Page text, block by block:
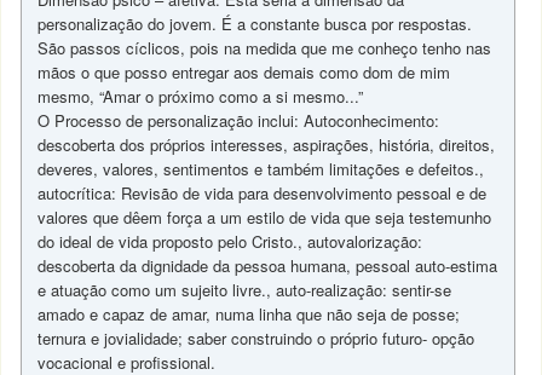
personalização do jovem. É a constante busca por respostas.
São passos cíclicos, pois na medida que me conheço tenho nas
mãos o que posso entregar aos demais como dom de mim
mesmo, “Amar o próximo como a si mesmo...”
O Processo de personalização inclui: Autoconhecimento:
descoberta dos próprios interesses, aspirações, história, direitos,
deveres, valores, sentimentos e também limitações e defeitos.,
autocrítica: Revisão de vida para desenvolvimento pessoal e de
valores que dêem força a um estilo de vida que seja testemunho
do ideal de vida proposto pelo Cristo., autovalorização:
descoberta da dignidade da pessoa humana, pessoal auto-estima
e atuação como um sujeito livre., auto-realização: sentir-se
amado e capaz de amar, numa linha que não seja de posse;
ternura e jovialidade; saber construindo o próprio futuro- opção
vocacional e profissional.